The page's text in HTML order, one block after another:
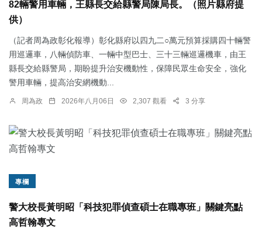
82輛警用車輛，王縣長交給縣警局陳局長。（照片縣府提
供）
（記者周為政彰化報導）彰化縣府以四九二○萬元預算採購四十輛警
用巡邏車，八輛偵防車、一輛中型巴士、三十三輛巡邏機車，由王
縣長交給縣警局，期盼提升治安機動性，保障民眾生命安全，強化
警用車輛，提高治安網機動...
周為政 2026年八月06日 2,307 觀看 3 分享
專欄
警大校長黃明昭「科技犯罪偵查碩士在職專班」關鍵亮點
高哲翰專文